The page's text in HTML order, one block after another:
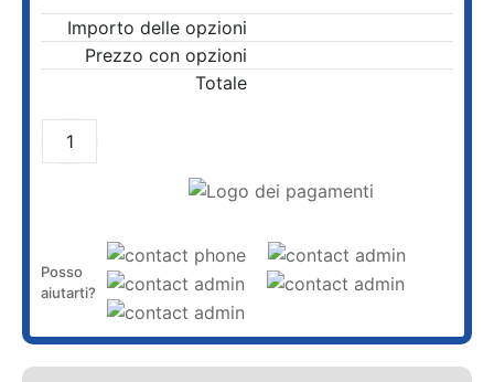
Importo delle opzioni
Prezzo con opzioni
Totale
Posso
aiutarti?